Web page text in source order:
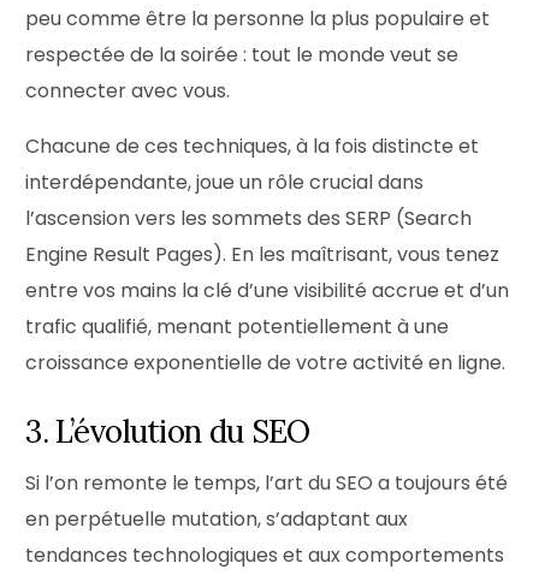
peu comme être la personne la plus populaire et
respectée de la soirée : tout le monde veut se
connecter avec vous.
Chacune de ces techniques, à la fois distincte et
interdépendante, joue un rôle crucial dans
l’ascension vers les sommets des SERP (Search
Engine Result Pages). En les maîtrisant, vous tenez
entre vos mains la clé d’une visibilité accrue et d’un
trafic qualifié, menant potentiellement à une
croissance exponentielle de votre activité en ligne.
3. L’évolution du SEO
Si l’on remonte le temps, l’art du SEO a toujours été
en perpétuelle mutation, s’adaptant aux
tendances technologiques et aux comportements